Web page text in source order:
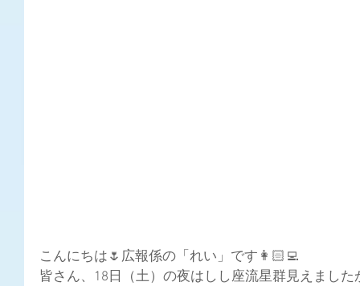
こんにちは🌷広報係の「れい」です👩🏻‍💻
皆さん、18日（土）の夜はしし座流星群見えました